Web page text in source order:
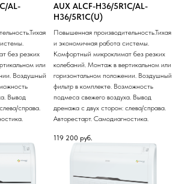
AL-
без резких
или
Воздушный
Вывод
справа.
AUX ALCF-H36/5R1С/AL-
H36/5R1С(U)
Повышенная производительность.Тихая
и экономичная работа системы.
Комфортный микроклимат без резких
колебаний. Монтаж в вертикальном или
горизонтальном положении. Воздушный
фильтр в комплекте. Возможность
подмеса свежего воздуха. Вывод
дренажа с двух сторон: слева/справа.
Авторестарт. Самодиагностика.
119 200 руб.